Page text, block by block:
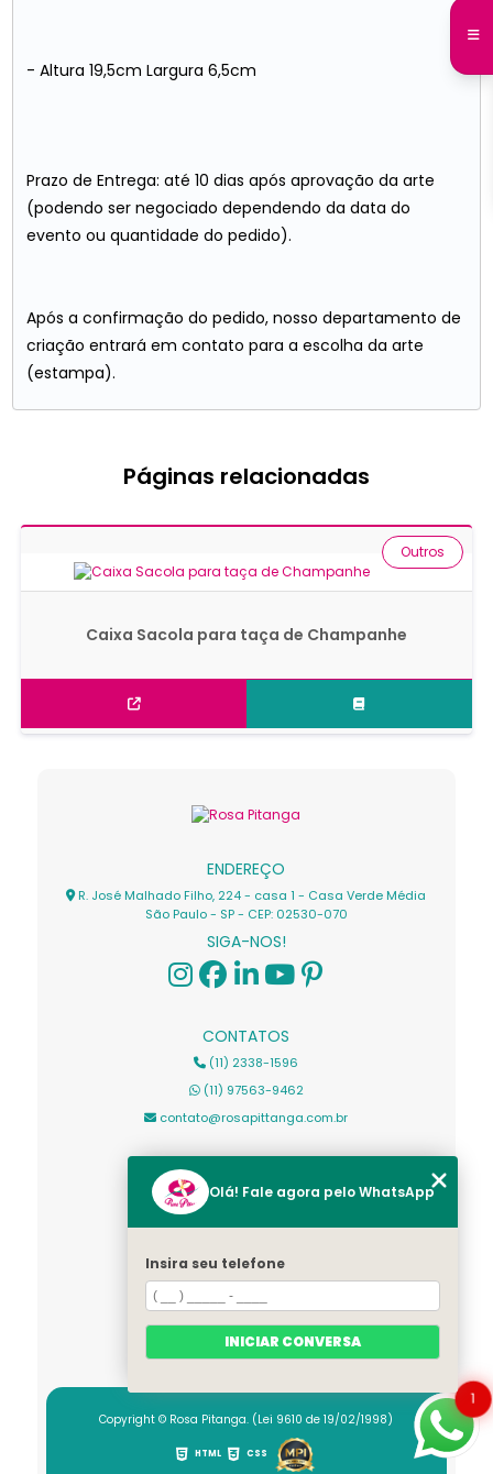
- Altura 19,5cm Largura 6,5cm
Prazo de Entrega: até 10 dias após aprovação da arte
(podendo ser negociado dependendo da data do
evento ou quantidade do pedido).
Após a confirmação do pedido, nosso departamento de
criação entrará em contato para a escolha da arte
(estampa).
Páginas relacionadas
Caixa Sacola para taça de Champanhe
Outros
ENDEREÇO
R. José Malhado Filho, 224 - casa 1 - Casa Verde Média
São Paulo - SP - CEP: 02530-070
SIGA-NOS!
CONTATOS
(11) 2338-1596
(11) 97563-9462
contato@rosapittanga.com.br
PRODUTOS
CONTATO
CATEGORIAS
MAPA DO SITE
Copyright © Rosa Pitanga. (Lei 9610 de 19/02/1998)
HTML CSS
1
Olá! Fale agora pelo WhatsApp
Insira seu telefone
INICIAR CONVERSA